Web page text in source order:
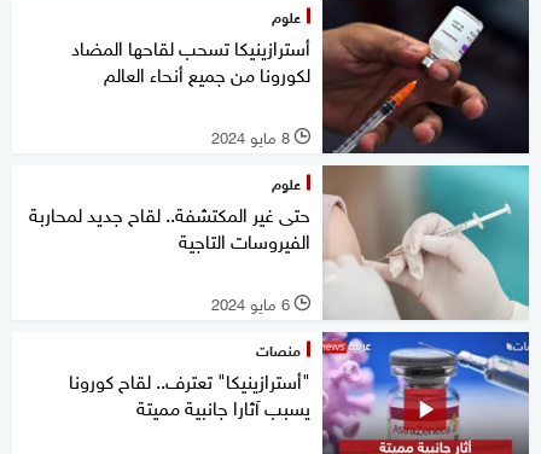
علوم
أسترازينيكا تسحب لقاحها المضاد
لكورونا من جميع أنحاء العالم
l 8 مايو 2024
علوم
حتى غير المكتشفة.. لقاح جديد لمحاربة
الفيروسات التاجية
l 6 مايو 2024
منصات
"أسترازينيكا" تعترف.. لقاح كورونا
يسبب آثارا جانبية مميتة